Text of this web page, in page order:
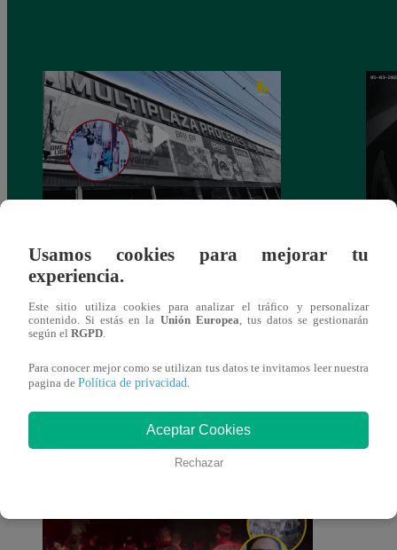
galería en San Juan de Lurigancho
También te puede
interesar
Usamos cookies para mejorar tu
experiencia.
Este sitio utiliza cookies para analizar el tráfico y personalizar
contenido. Si estás en la Unión Europea , tus datos se gestionarán
según el RGPD
Para conocer mejor como se utilizan tus datos te invitamos leer nuestra
pagina de Política de privacidad
Aceptar Cookies
Rechazar